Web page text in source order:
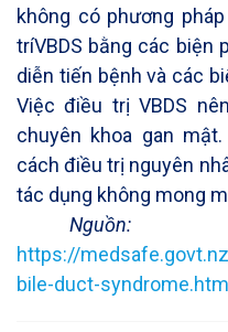
không có phương
tríVBDS bằng các biện
diễn tiến bệnh và các
Việc điều trị VBDS
chuyên khoa gan
cách điều trị nguyên
tác dụng không mong
Nguồn:
https://
bile-duct-syndrome.html